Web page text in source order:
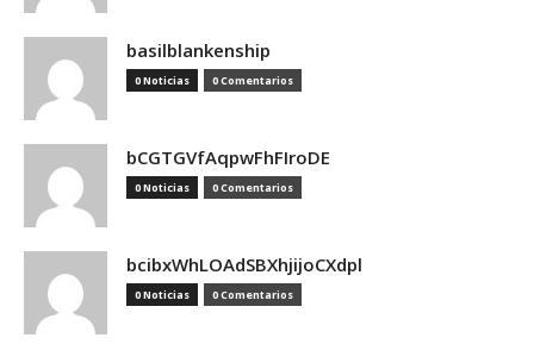
basilblankenship
0 Noticias 0 Comentarios
bCGTGVfAqpwFhFIroDE
0 Noticias 0 Comentarios
bcibxWhLOAdSBXhjijoCXdpl
0 Noticias 0 Comentarios